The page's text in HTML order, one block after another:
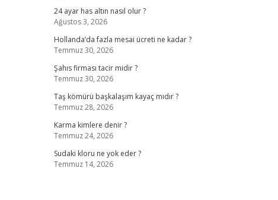
24 ayar has altın nasıl olur ?
Ağustos 3, 2026
Hollanda’da fazla mesai ücreti ne kadar ?
Temmuz 30, 2026
Şahıs firması tacir midir ?
Temmuz 30, 2026
Taş kömürü başkalaşım kayaç mıdır ?
Temmuz 28, 2026
Karma kimlere denir ?
Temmuz 24, 2026
Sudaki kloru ne yok eder ?
Temmuz 14, 2026